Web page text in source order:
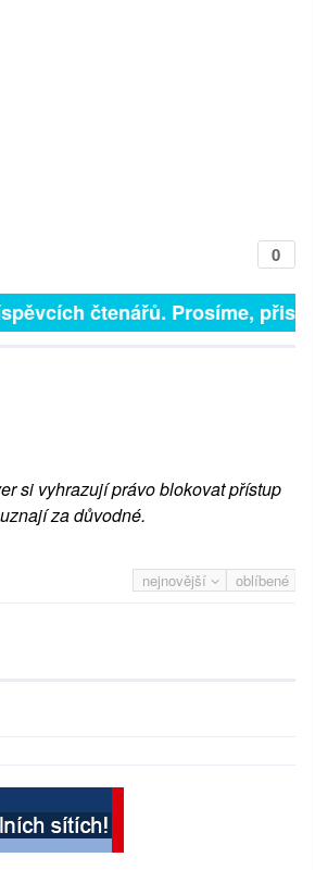
0
čtenářů. Prosíme,
si vyhrazují právo blokovat přístup
za důvodné.
nejnovější oblíbené